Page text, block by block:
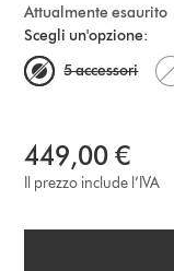
Attualmente esaurito
Scegli un'opzione:
5 accessori
449,00 €
Il prezzo include l’IVA